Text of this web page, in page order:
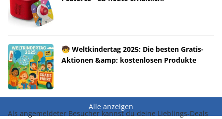
🧒 Weltkindertag 2025: Die besten Gratis-
Aktionen &amp; kostenlosen Produkte
Alle anzeigen
Als angemeldeter Besucher kannst du deine Lieblings-Deals